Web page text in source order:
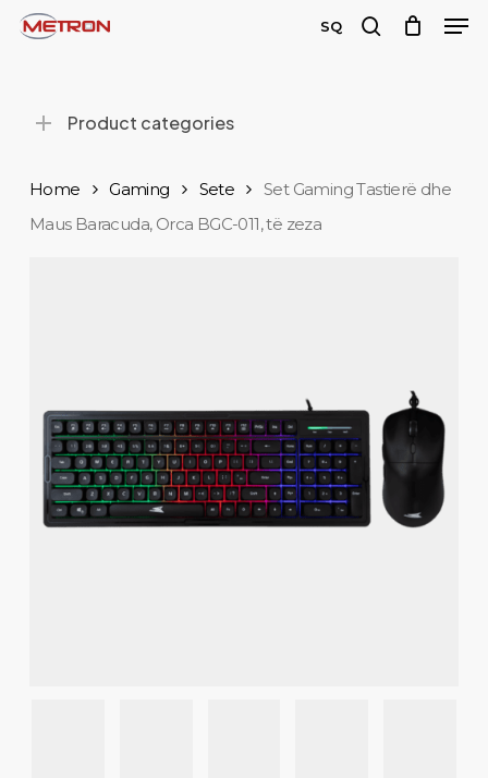
Skip
content
SQ
Product categories
Home Gaming Sete
Set Gaming Tastierë dhe
Maus Baracuda, Orca BGC-011, të zeza